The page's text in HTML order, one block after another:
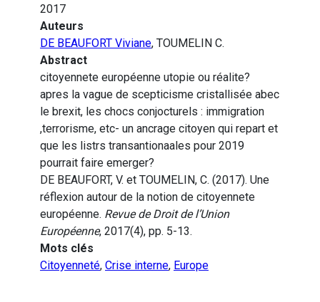
2017
Auteurs
DE BEAUFORT Viviane, TOUMELIN C.
Abstract
citoyennete européenne utopie ou réalite?
apres la vague de scepticisme cristallisée abec
le brexit, les chocs conjocturels : immigration
,terrorisme, etc- un ancrage citoyen qui repart et
que les listrs transantionaales pour 2019
pourrait faire emerger?
DE BEAUFORT, V. et TOUMELIN, C. (2017). Une
réflexion autour de la notion de citoyennete
européenne. Revue de Droit de l’Union
Européenne, 2017(4), pp. 5-13.
Mots clés
Citoyenneté, Crise interne, Europe